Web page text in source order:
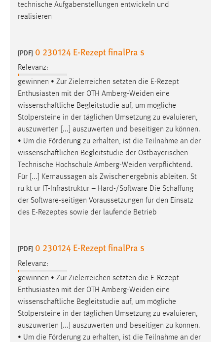
technische Aufgabenstellungen entwickeln und
realisieren
[PDF] 0 230124 E-Rezept finalPra s
Relevanz:
gewinnen • Zur Zielerreichen setzten die E-Rezept
Enthusiasten mit der OTH Amberg-Weiden eine
wissenschaftliche Begleitstudie auf, um mögliche
Stolpersteine in der täglichen Umsetzung zu evaluieren,
auszuwerten [...] auszuwerten und beseitigen zu können.
• Um die Förderung zu erhalten, ist die Teilnahme an der
wissenschaftlichen Begleitstudie der Ostbayerischen
Technische Hochschule Amberg-Weiden verpflichtend.
Für [...] Kernaussagen als Zwischenergebnis ableiten. St
ru kt ur IT-Infrastruktur – Hard-/Software Die Schaffung
der Software-seitigen Voraussetzungen für den Einsatz
des E-Rezeptes sowie der laufende Betrieb
[PDF] 0 230124 E-Rezept finalPra s
Relevanz:
gewinnen • Zur Zielerreichen setzten die E-Rezept
Enthusiasten mit der OTH Amberg-Weiden eine
wissenschaftliche Begleitstudie auf, um mögliche
Stolpersteine in der täglichen Umsetzung zu evaluieren,
auszuwerten [...] auszuwerten und beseitigen zu können.
• Um die Förderung zu erhalten, ist die Teilnahme an der